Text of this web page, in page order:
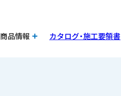
商品情報 カタログ・施工要領書